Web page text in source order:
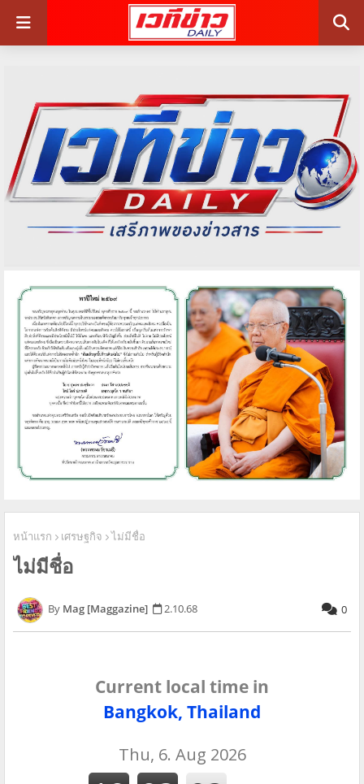
หน้าแรก เศรษฐกิจ ไม่มีชื่อ
ไม่มีชื่อ
Mag [Maggazine] 2.10.68 0
Current local time in
Bangkok, Thailand